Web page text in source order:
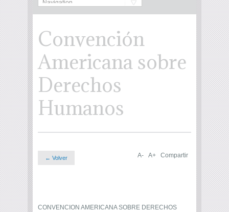
Convención
Americana sobre
Derechos
Humanos
← Volver A- A+ Compartir
CONVENCION AMERICANA SOBRE DERECHOS